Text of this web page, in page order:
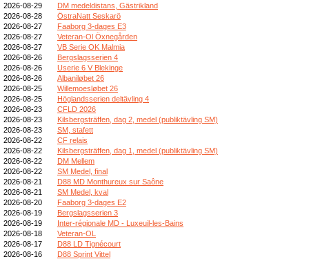
2026-08-29
DM medeldistans, Gästrikland
2026-08-28
ÖstraNatt Seskarö
2026-08-27
Faaborg 3-dages E3
2026-08-27
Veteran-Ol Öxnegården
2026-08-27
VB Serie OK Malmia
2026-08-26
Bergslagsserien 4
2026-08-26
Userie 6 V Blekinge
2026-08-26
Albaniløbet 26
2026-08-25
Willemoesløbet 26
2026-08-25
Höglandsserien deltävling 4
2026-08-23
CFLD 2026
2026-08-23
Kilsbergsträffen, dag 2, medel (publiktävling SM)
2026-08-23
SM, stafett
2026-08-22
CF relais
2026-08-22
Kilsbergsträffen, dag 1, medel (publiktävling SM)
2026-08-22
DM Mellem
2026-08-22
SM Medel, final
2026-08-21
D88 MD Monthureux sur Saône
2026-08-21
SM Medel, kval
2026-08-20
Faaborg 3-dages E2
2026-08-19
Bergslagsserien 3
2026-08-19
Inter-régionale MD - Luxeuil-les-Bains
2026-08-18
Veteran-OL
2026-08-17
D88 LD Tignécourt
2026-08-16
D88 Sprint Vittel